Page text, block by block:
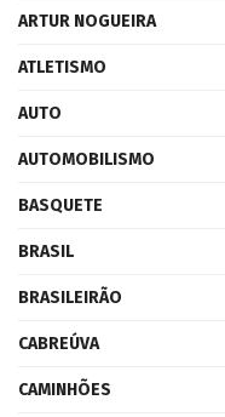
ARTUR NOGUEIRA
ATLETISMO
AUTO
AUTOMOBILISMO
BASQUETE
BRASIL
BRASILEIRÃO
CABREÚVA
CAMINHÕES